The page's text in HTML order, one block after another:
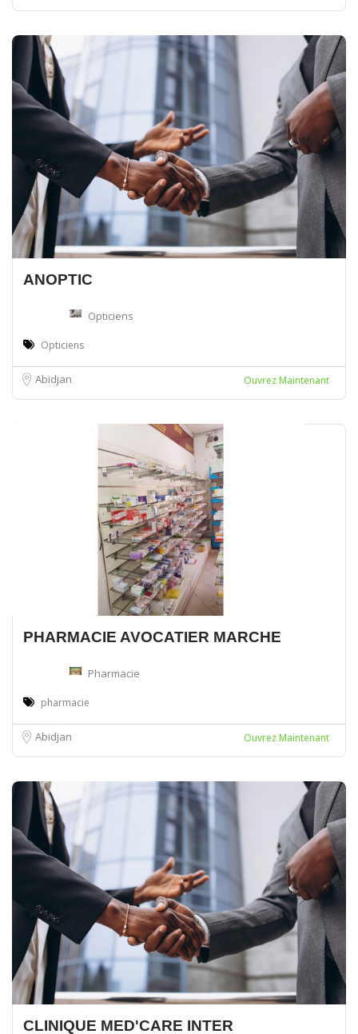
ANOPTIC
Opticiens
Opticiens
Abidjan Ouvrez Maintenant
PHARMACIE AVOCATIER MARCHE
Pharmacie
pharmacie
Abidjan Ouvrez Maintenant
CLINIQUE MED'CARE INTER